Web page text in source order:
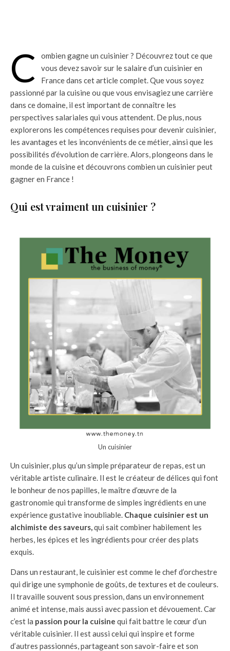
C
ombien gagne un cuisinier ? Découvrez tout ce que
vous devez savoir sur le salaire d’un cuisinier en
France dans cet article complet. Que vous soyez
passionné par la cuisine ou que vous envisagiez une carrière
dans ce domaine, il est important de connaître les
perspectives salariales qui vous attendent. De plus, nous
explorerons les compétences requises pour devenir cuisinier,
les avantages et les inconvénients de ce métier, ainsi que les
possibilités d’évolution de carrière. Alors, plongeons dans le
monde de la cuisine et découvrons combien un cuisinier peut
gagner en France !
Qui est vraiment un cuisinier ?
Un cuisinier
Un cuisinier, plus qu’un simple préparateur de repas, est un
véritable artiste culinaire. Il est le créateur de délices qui font
le bonheur de nos papilles, le maître d’œuvre de la
gastronomie qui transforme de simples ingrédients en une
expérience gustative inoubliable. Chaque cuisinier est un
alchimiste des saveurs, qui sait combiner habilement les
herbes, les épices et les ingrédients pour créer des plats
exquis.
Dans un restaurant, le cuisinier est comme le chef d’orchestre
qui dirige une symphonie de goûts, de textures et de couleurs.
Il travaille souvent sous pression, dans un environnement
animé et intense, mais aussi avec passion et dévouement. Car
c’est la passion pour la cuisine qui fait battre le cœur d’un
véritable cuisinier. Il est aussi celui qui inspire et forme
d’autres passionnés, partageant son savoir-faire et son